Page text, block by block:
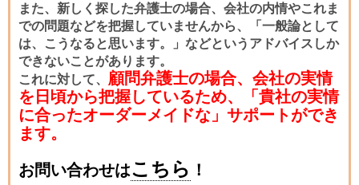
また、新しく探した弁護士の場合、会社の内情やこれま
での問題などを把握していませんから、「一般論として
は、こうなると思います。」などというアドバイスしか
できないことがあります。
これに対して、 顧問弁護士の場合、会社の実情
を日頃から把握しているため、「貴社の実情
に合ったオーダーメイドな」サポートができ
ます。
お問い合わせはこちら ！